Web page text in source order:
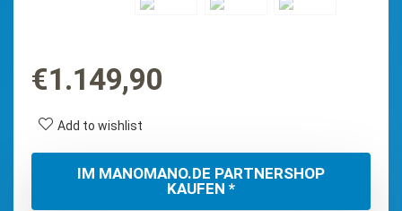
€1.149,90
Add to wishlist
IM MANOMANO.DE PARTNERSHOP
KAUFEN *